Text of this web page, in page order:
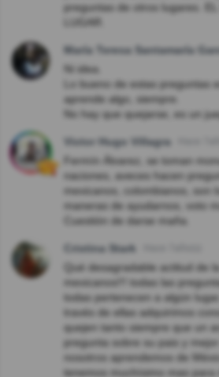
preguntas de otros lugares. EL
LUGAR.
María Teresa Santamaría
Ni idea.
Lo bueno de estas preguntas
aprende algo, siempre.
No hay que quejarse, es un
Victor Hugo Villagra
Fermín Álvarez, se toman
naciones, aveces hacen
mexicanos, colombianos, son
maneras de ayudarnos, voto
Cuestión de darse maña.
Cristina Stark
Qué desagradable actitud de
mexicanos!!! todas las
todas pertenecen a algún
través de ellas adquirimos
quejen tanto siempre que un
pregunta sobre su pais y
nosotros aprendemos de
tenemos muchísimo mas para